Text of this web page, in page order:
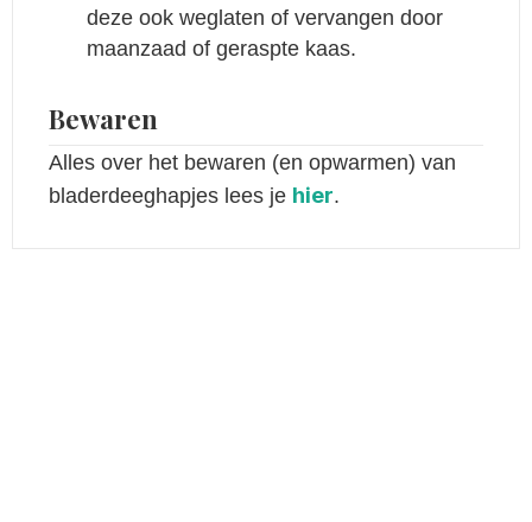
deze ook weglaten of vervangen door
maanzaad of geraspte kaas.
Bewaren
Alles over het bewaren (en opwarmen) van
bladerdeeghapjes lees je hier.